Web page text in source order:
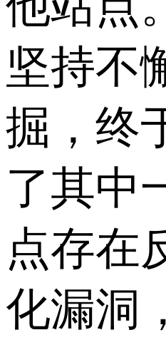
坚持不
掘，终
了其中
点存在
化漏洞